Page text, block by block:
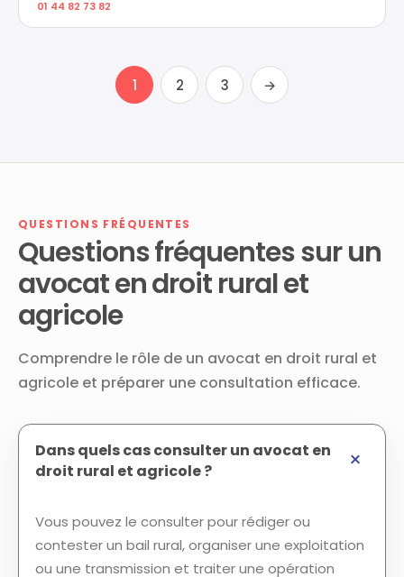
01 44 82 73 82
1 2 3 →
QUESTIONS FRÉQUENTES
Questions fréquentes sur un
avocat en droit rural et
agricole
Comprendre le rôle de un avocat en droit rural et
agricole et préparer une consultation efficace.
Dans quels cas consulter un avocat en
droit rural et agricole ?
Vous pouvez le consulter pour rédiger ou
contester un bail rural, organiser une exploitation
ou une transmission et traiter une opération